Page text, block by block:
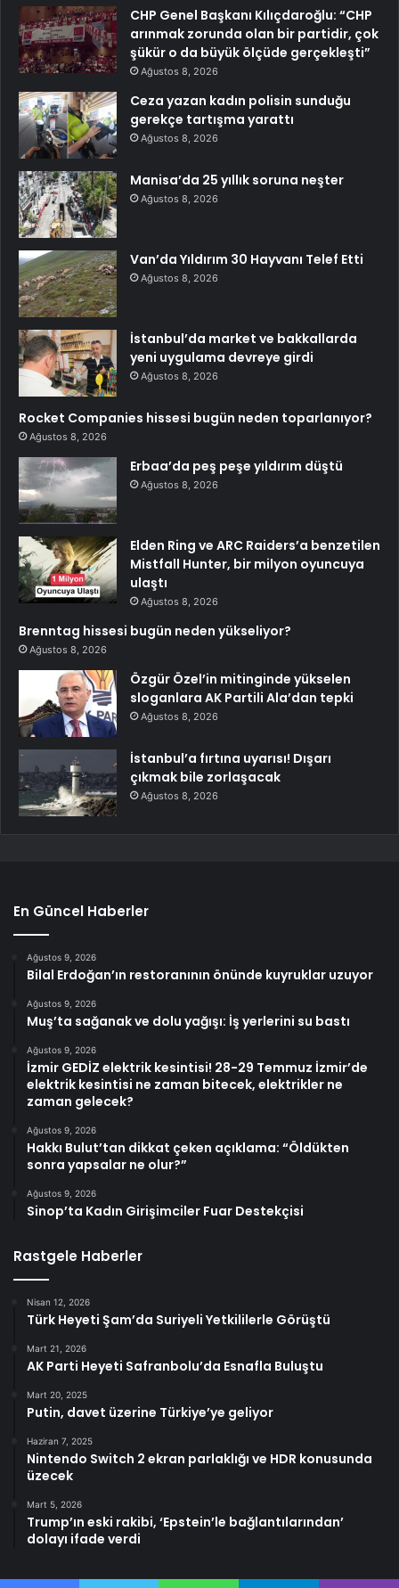
CHP Genel Başkanı Kılıçdaroğlu: “CHP
arınmak zorunda olan bir partidir, çok
şükür o da büyük ölçüde gerçekleşti”
Ağustos 8, 2026
Ceza yazan kadın polisin sunduğu
gerekçe tartışma yarattı
Ağustos 8, 2026
Manisa’da 25 yıllık soruna neşter
Ağustos 8, 2026
Van’da Yıldırım 30 Hayvanı Telef Etti
Ağustos 8, 2026
İstanbul’da market ve bakkallarda
yeni uygulama devreye girdi
Ağustos 8, 2026
Rocket Companies hissesi bugün neden toparlanıyor?
Ağustos 8, 2026
Erbaa’da peş peşe yıldırım düştü
Ağustos 8, 2026
Elden Ring ve ARC Raiders’a benzetilen
Mistfall Hunter, bir milyon oyuncuya
ulaştı
Ağustos 8, 2026
Brenntag hissesi bugün neden yükseliyor?
Ağustos 8, 2026
Özgür Özel’in mitinginde yükselen
sloganlara AK Partili Ala’dan tepki
Ağustos 8, 2026
İstanbul’a fırtına uyarısı! Dışarı
çıkmak bile zorlaşacak
Ağustos 8, 2026
En Güncel Haberler
Ağustos 9, 2026
Bilal Erdoğan’ın restoranının önünde kuyruklar uzuyor
Ağustos 9, 2026
Muş’ta sağanak ve dolu yağışı: İş yerlerini su bastı
Ağustos 9, 2026
İzmir GEDİZ elektrik kesintisi! 28-29 Temmuz İzmir’de
elektrik kesintisi ne zaman bitecek, elektrikler ne
zaman gelecek?
Ağustos 9, 2026
Hakkı Bulut’tan dikkat çeken açıklama: “Öldükten
sonra yapsalar ne olur?”
Ağustos 9, 2026
Sinop’ta Kadın Girişimciler Fuar Destekçisi
Rastgele Haberler
Nisan 12, 2026
Türk Heyeti Şam’da Suriyeli Yetkililerle Görüştü
Mart 21, 2026
AK Parti Heyeti Safranbolu’da Esnafla Buluştu
Mart 20, 2025
Putin, davet üzerine Türkiye’ye geliyor
Haziran 7, 2025
Nintendo Switch 2 ekran parlaklığı ve HDR konusunda
üzecek
Mart 5, 2026
Trump’ın eski rakibi, ‘Epstein’le bağlantılarından’
dolayı ifade verdi